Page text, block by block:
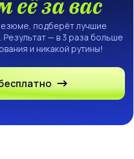
за вас
подберёт лучшие
Результат — в 3 раза больше
и никакой рутины!